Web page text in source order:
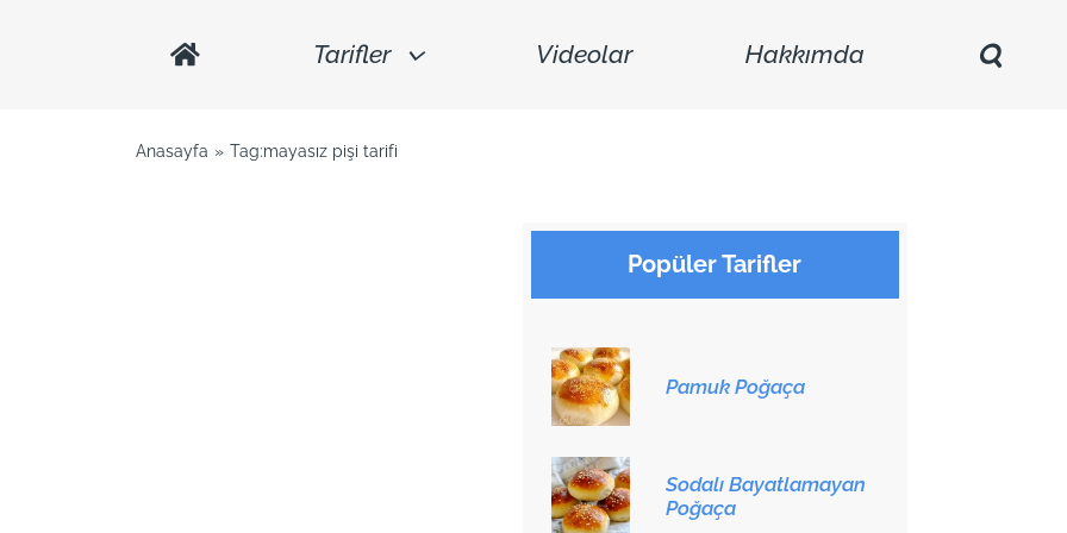
Tarifler Videolar Hakkımda
Anasayfa Tag:mayasız pişi tarifi
Popüler Tarifler
Pamuk Poğaça
Sodalı Bayatlamayan
Poğaça